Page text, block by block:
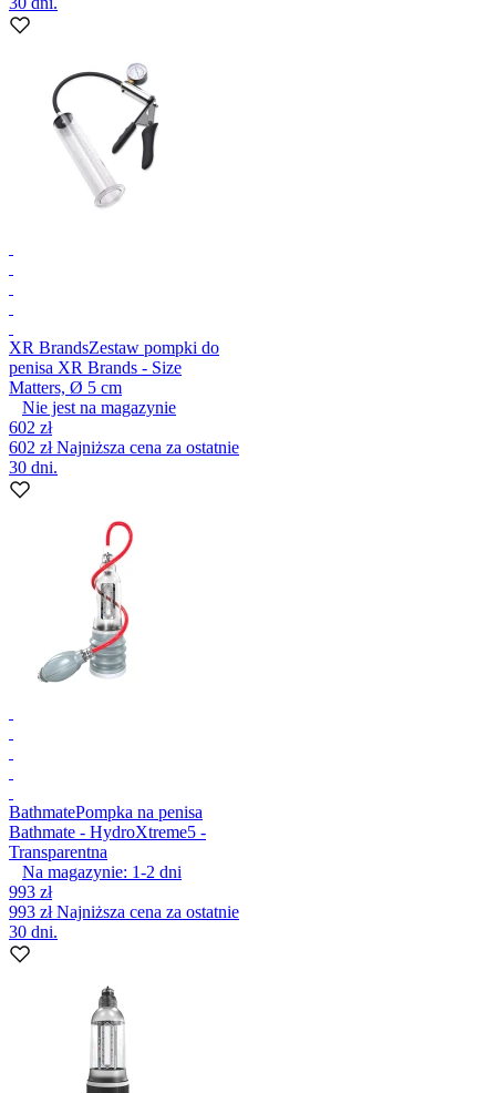
XR BrandsZestaw pompki do
penisa XR Brands - Size
Matters, Ø 5 cm
Nie jest na magazynie
602 zł
602 złNajniższa cena za ostatnie
30 dni.
BathmatePompka na penisa
Bathmate - HydroXtreme5 -
Transparentna
Na magazynie: 1-2 dni
993 zł
993 złNajniższa cena za ostatnie
30 dni.